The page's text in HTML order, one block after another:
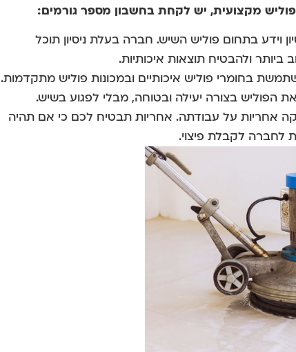
מקצועית, יש לקחת בחשבון מספר גורמים:
וידע בתחום פוליש השיש. חברה בעלת ניסיון תוכל
ולהבטיח תוצאות איכותיות.
בחומרי פוליש איכותיים ובמכונות פוליש מתקדמות.
הפוליש בצורה יעילה ובטוחה, מבלי לפגוע בשיש.
אחריות על עבודתה. אחריות תבטיח לכם כי אם תהיה
לחברה לקבלת פיצוי.